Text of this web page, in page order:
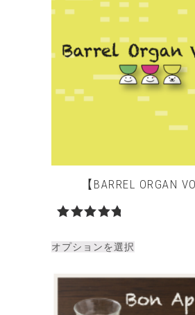
【BARREL ORGAN
5.00の評
価
オプションを選択